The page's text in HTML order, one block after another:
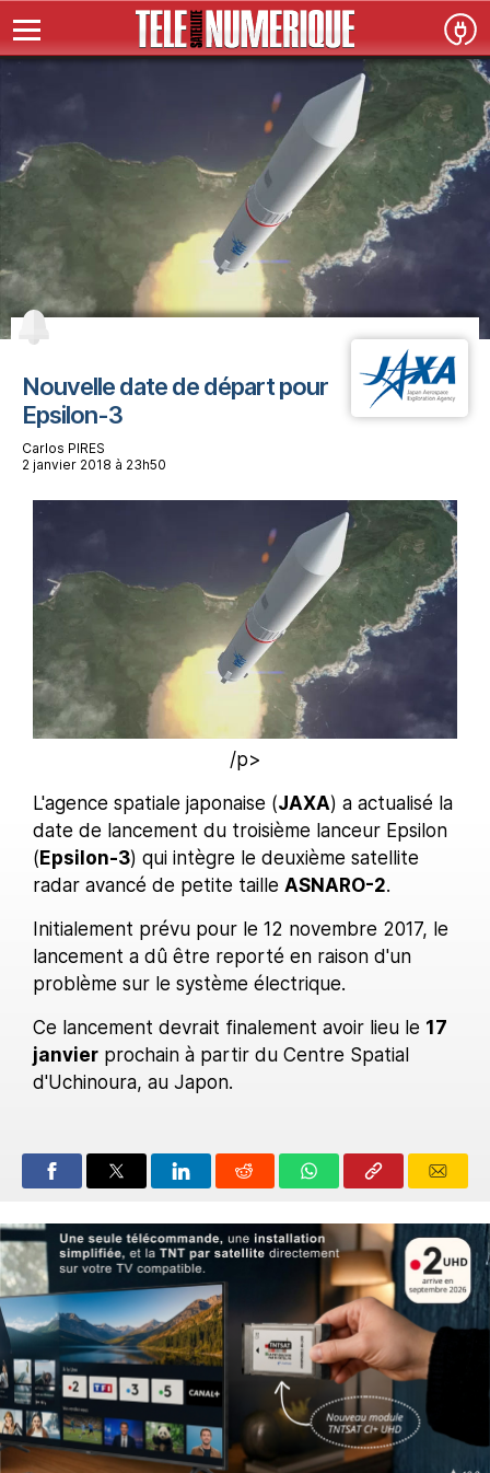
Nouvelle date de départ pour
Epsilon-3
Carlos PIRES
2 janvier 2018 à 23h50
/p>
L'agence spatiale japonaise (JAXA) a actualisé la
date de lancement du troisième lanceur Epsilon
(Epsilon-3) qui intègre le deuxième satellite
radar avancé de petite taille ASNARO-2.
Initialement prévu pour le 12 novembre 2017, le
lancement a dû être reporté en raison d'un
problème sur le système électrique.
Ce lancement devrait finalement avoir lieu le 17
janvier prochain à partir du Centre Spatial
d'Uchinoura, au Japon.